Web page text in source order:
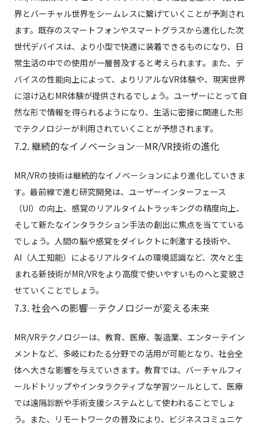
界とバーチャル世界をシームレスに繋げていくことが予測され
ます。既存のスマートフォンやスマートグラスから進化した次
世代デバイスは、より小型で快適に装着できるものになり、日
常生活の中での使用が一層普及すると考えられます。また、デ
バイスの性能向上によって、よりリアルなVR体験や、現実世界
に溶け込むMR体験が提供されるでしょう。ユーザーにとって自
然な形で情報を得られるようになり、生活に密接に関連した形
でテクノロジーが利用されていくことが予想されます。
7.2. 継続的なイノベーション—MR/VR技術の進化
MR/VRの技術は継続的なイノベーションにより進化していきま
す。最前線で進む研究開発は、ユーザーインターフェース
（UI）の向上、感覚のリアルタイムトラッキングの精度向上、
そして新たなインタラクション手法の創出に焦点を当てている
でしょう。人間の脳や感覚をダイレクトに刺激する技術や、
AI（人工知能）によるリアルタイムの環境認識など、次々と生
まれる新技術がMR/VRをより高度で使いやすいものへと変貌さ
せていくことでしょう。
7.3. 社会への影響—テクノロジーが変える未来
MR/VRテクノロジーは、教育、医療、製造業、エンターテイン
メントなど、多岐にわたる分野での活用が可能となり、社会全
体へ大きな影響を与えていきます。教育では、バーチャルフィ
ールドトリップやインタラクティブな学習ツールとして、医療
では遠隔診断や手術支援システムとして使われることでしょ
う。また、リモートワークの普及により、ビジネスコミュニケ